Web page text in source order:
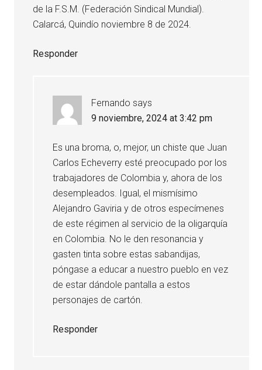
de la F.S.M. (Federación Sindical Mundial).
Calarcá, Quindío noviembre 8 de 2024.
Responder
Fernando says
9 noviembre, 2024 at 3:42 pm
Es una broma, o, mejor, un chiste que Juan
Carlos Echeverry esté preocupado por los
trabajadores de Colombia y, ahora de los
desempleados. Igual, el mismísimo
Alejandro Gaviria y de otros especímenes
de este régimen al servicio de la oligarquía
en Colombia. No le den resonancia y
gasten tinta sobre estas sabandijas,
póngase a educar a nuestro pueblo en vez
de estar dándole pantalla a estos
personajes de cartón.
Responder